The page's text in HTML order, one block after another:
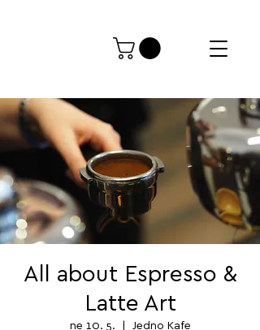
All about Espresso &
Latte Art
ne 10. 5.
  |
Jedno Kafe